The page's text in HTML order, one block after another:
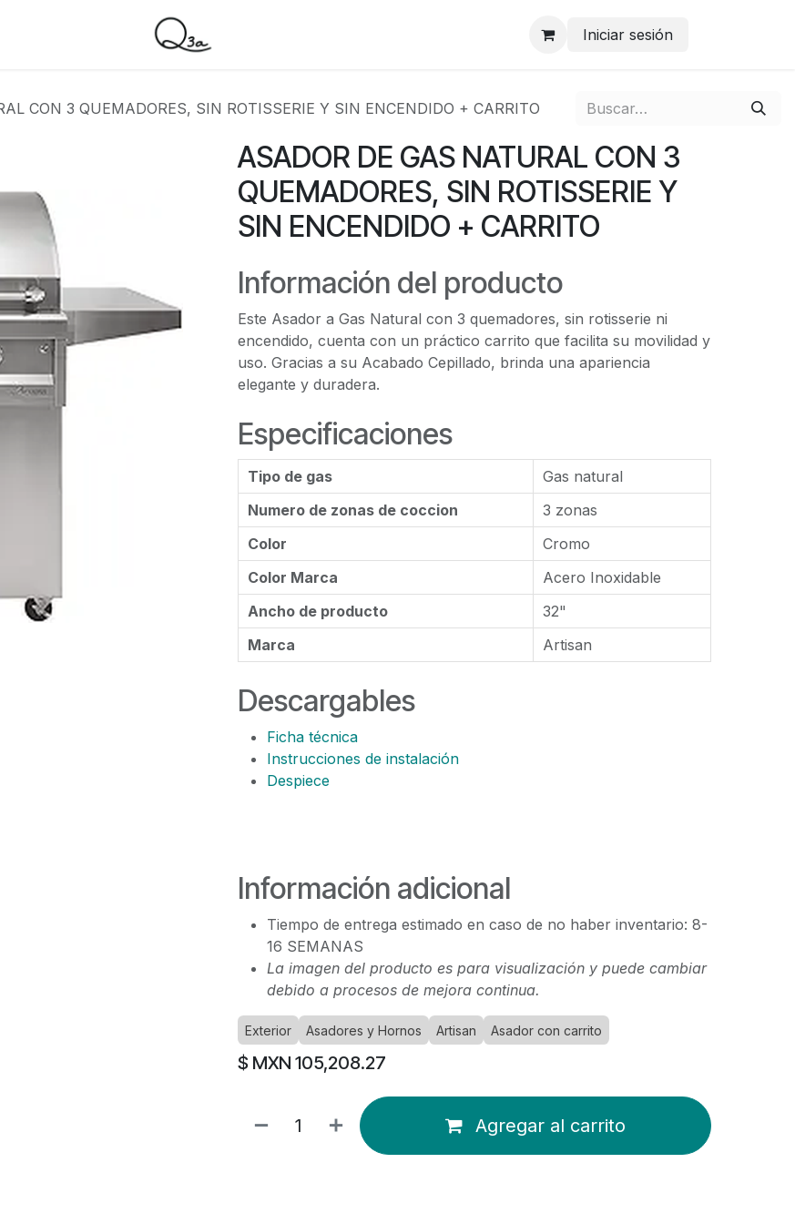
Iniciar sesión
CON 3 QUEMADORES, SIN ROTISSERIE Y SIN ENCENDIDO + CARRITO
ASADOR DE GAS NATURAL CON 3
QUEMADORES, SIN ROTISSERIE Y
SIN ENCENDIDO + CARRITO
Información del producto
Este Asador a Gas Natural con 3 quemadores, sin rotisserie ni
encendido, cuenta con un práctico carrito que facilita su movilidad y
uso. Gracias a su Acabado Cepillado, brinda una apariencia
elegante y duradera.
Especificaciones
Tipo de gas
Gas natural
Numero de zonas de coccion
3 zonas
Color
Cromo
Color Marca
Acero Inoxidable
Ancho de producto
32"
Marca
Artisan
Descargables
Ficha técnica
Instrucciones de instalación
Despiece
Información adicional
Tiempo de entrega estimado en caso de no haber inventario: 8-
16 SEMANAS
La imagen del producto es para visualización y puede cambiar
debido a procesos de mejora continua.
Exterior Asadores y Hornos Artisan Asador con carrito
$ MXN 105,208.27
Agregar al carrito